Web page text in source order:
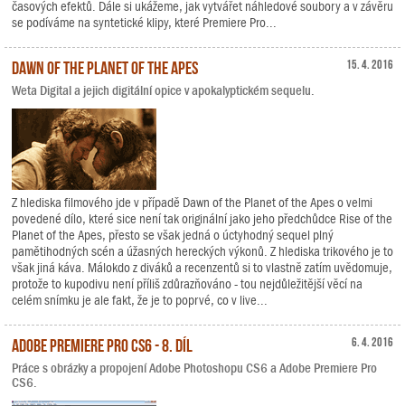
časových efektů. Dále si ukážeme, jak vytvářet náhledové soubory a v závěru
se podíváme na syntetické klipy, které Premiere Pro...
15. 4. 2016
Dawn of the Planet of the Apes
Weta Digital a jejich digitální opice v apokalyptickém sequelu.
Z hlediska filmového jde v případě Dawn of the Planet of the Apes o velmi
povedené dílo, které sice není tak originální jako jeho předchůdce Rise of the
Planet of the Apes, přesto se však jedná o úctyhodný sequel plný
pamětihodných scén a úžasných hereckých výkonů. Z hlediska trikového je to
však jiná káva. Málokdo z diváků a recenzentů si to vlastně zatím uvědomuje,
protože to kupodivu není příliš zdůrazňováno - tou nejdůležitější věcí na
celém snímku je ale fakt, že je to poprvé, co v live...
6. 4. 2016
Adobe Premiere Pro CS6 - 8. díl
Práce s obrázky a propojení Adobe Photoshopu CS6 a Adobe Premiere Pro
CS6.